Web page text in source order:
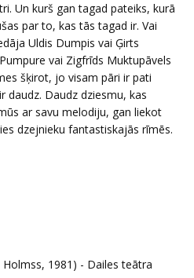
Un kurš gan tagad pateiks, kurā
par to, kas tās tagad ir. Vai
Uldis Dumpis vai Ģirts
vai Zigfrīds Muktupāvels
šķirot, jo visam pāri ir pati
daudz. Daudz dziesmu, kas
ar savu melodiju, gan liekot
dzejnieku fantastiskajās rīmēs.
Holmss, 1981) - Dailes teātra